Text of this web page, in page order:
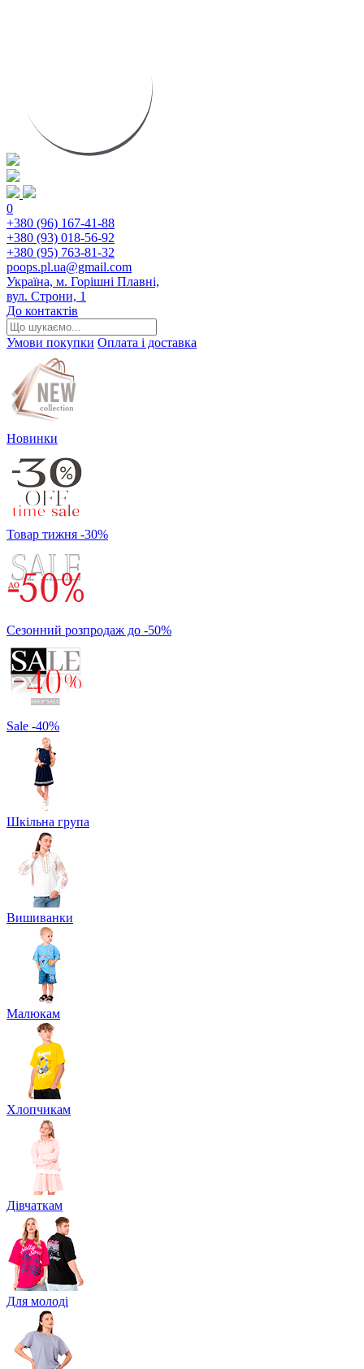
0
+380 (96) 167-41-88
+380 (93) 018-56-92
+380 (95) 763-81-32
poops.pl.ua@gmail.com
Україна, м. Горішні Плавні,
вул. Строни, 1
До контактів
Умови покупки Оплата і доставка
Новинки
Товар тижня -30%
Сезонний розпродаж до -50%
Sale -40%
Шкільна група
Вишиванки
Малюкам
Хлопчикам
Дівчаткам
Для молоді